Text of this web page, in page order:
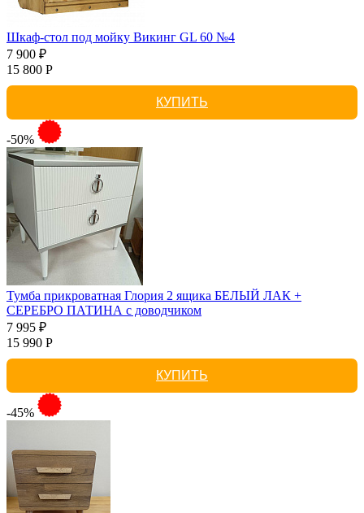
Шкаф-стол под мойку Викинг GL 60 №4
7 900 ₽
15 800 Р
КУПИТЬ
-50%
Тумба прикроватная Глория 2 ящика БЕЛЫЙ ЛАК +
СЕРЕБРО ПАТИНА с доводчиком
7 995 ₽
15 990 Р
КУПИТЬ
-45%